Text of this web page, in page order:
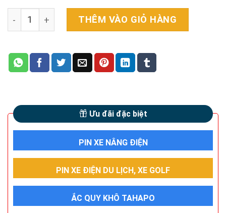
Bộ pin xe nâng hàng SuperV 24V 230Ah (SVF24-230)
THÊM VÀO GIỎ HÀNG
Ưu đãi đặc biệt
PIN XE NÂNG ĐIỆN
PIN XE ĐIỆN DU LỊCH, XE GOLF
ẮC QUY KHÔ TAHAPO